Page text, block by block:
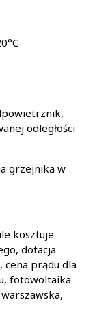
odległości
grzejnika w
kosztuje
dotacja
prądu dla
fotowoltaika